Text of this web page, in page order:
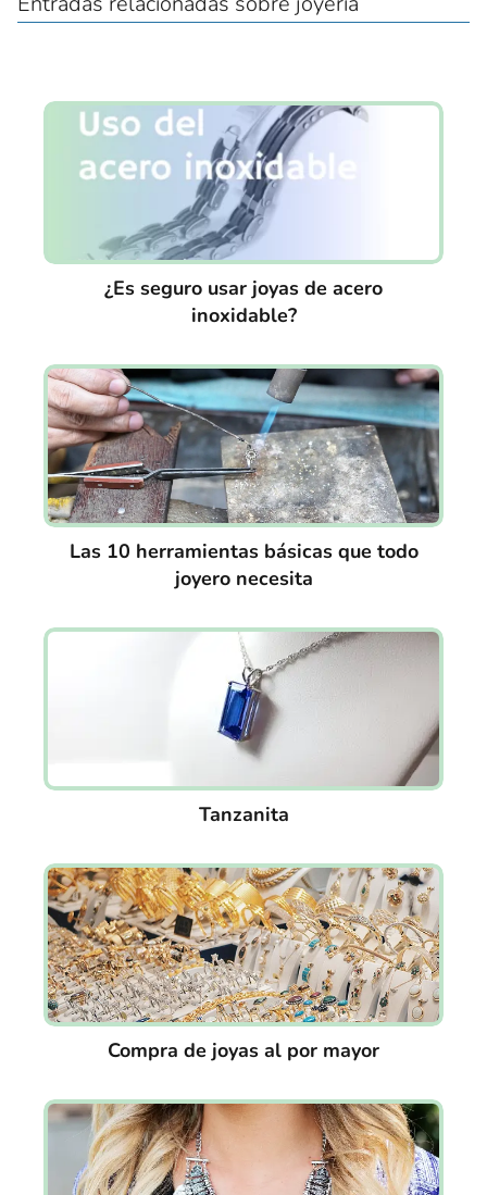
¿Es seguro usar joyas de acero
inoxidable?
Las 10 herramientas básicas que todo
joyero necesita
Tanzanita
Compra de joyas al por mayor